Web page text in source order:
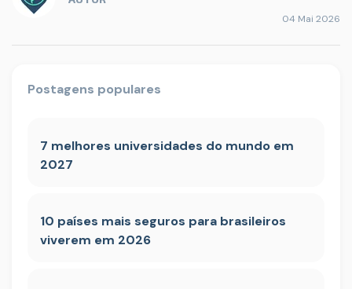
04 Mai 2026
Postagens populares
7 melhores universidades do mundo em
2027
10 países mais seguros para brasileiros
viverem em 2026